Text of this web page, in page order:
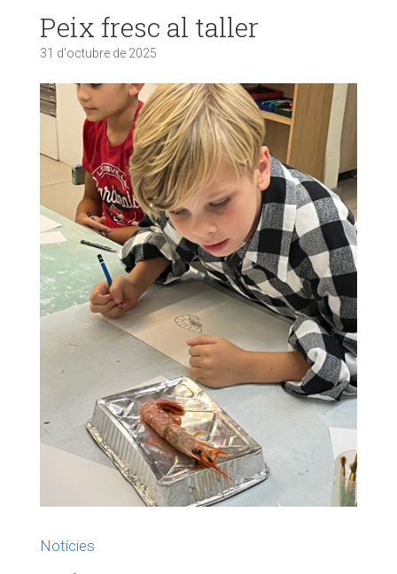
Peix fresc al taller
31 d'octubre de 2025
Notícies